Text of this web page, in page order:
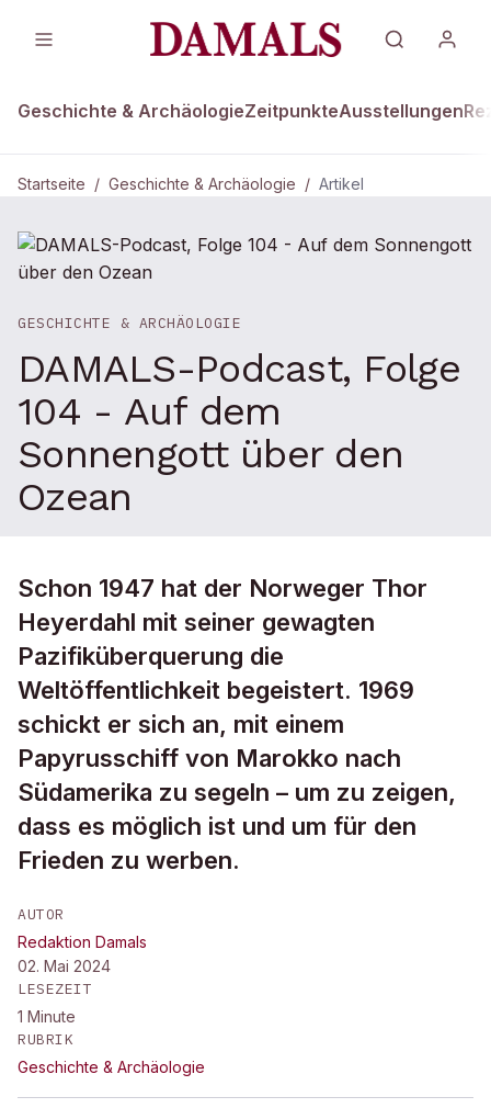
Geschichte & ArchäologieZeitpunkteAusstellungen
Startseite / Geschichte & Archäologie / Artikel
GESCHICHTE & ARCHÄOLOGIE
DAMALS-Podcast, Folge
104 - Auf dem
Sonnengott über den
Ozean
Schon 1947 hat der Norweger Thor
Heyerdahl mit seiner gewagten
Pazifiküberquerung die
Weltöffentlichkeit begeistert. 1969
schickt er sich an, mit einem
Papyrusschiff von Marokko nach
Südamerika zu segeln – um zu zeigen,
dass es möglich ist und um für den
Frieden zu werben.
AUTOR
Redaktion Damals
02. Mai 2024
LESEZEIT
1 Minute
RUBRIK
Geschichte & Archäologie